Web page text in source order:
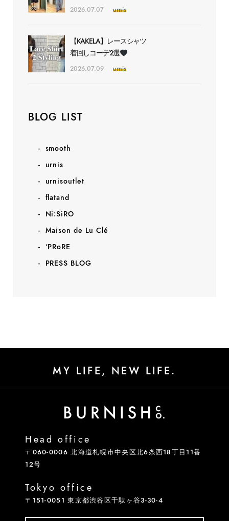
2026.07.07 urnis
【KAKELA】レースシャツ
着回しコーデ2選
2026.07.09 urnis
BLOG LIST
smooth
urnis
urnisoutlet
flatand
Ni:SiRO
Maison de Lu Clé
‘PRoRE
PRESS BLOG
MY LIFE, NEW LIFE.
Head office
〒060-0006 北海道札幌市中央区北6条西18丁目11番
12号
Tokyo office
〒151-0051 東京都渋谷区千駄ヶ谷3-30-4